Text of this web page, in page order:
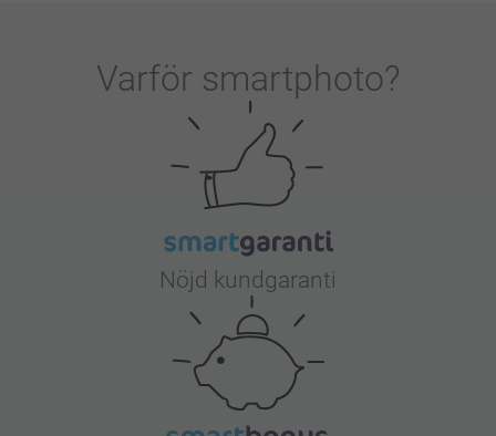
Varför smartphoto?
Nöjd kundgaranti